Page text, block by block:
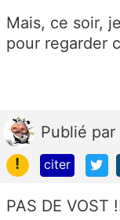
Mais, ce soir,
pour regarder
Publié par
!
citer
PAS DE VOST